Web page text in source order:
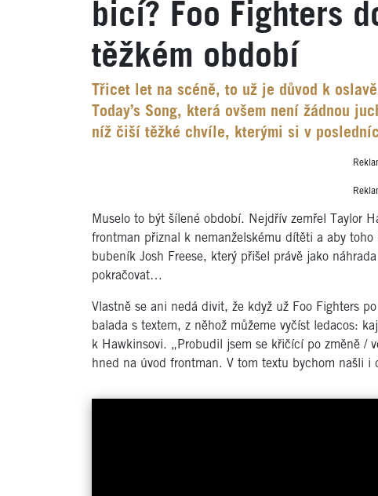
bicí? Foo Fighters
těžkém období
Třicet let na scéně, to už je důvod k
Today’s Song, která ovšem není žádnou
níž čiší těžké chvíle, kterými si v
Muselo to být šílené období. Nejdřív zemřel Taylor
frontman přiznal k nemanželskému dítěti a aby
bubeník Josh Freese, který přišel právě jako
pokračovat…
Vlastně se ani nedá divit, že když už Foo Fighters
balada s textem, z něhož můžeme vyčíst ledacos:
k Hawkinsovi. „Probudil jsem se křičící po změně /
hned na úvod frontman. V tom textu bychom našli i